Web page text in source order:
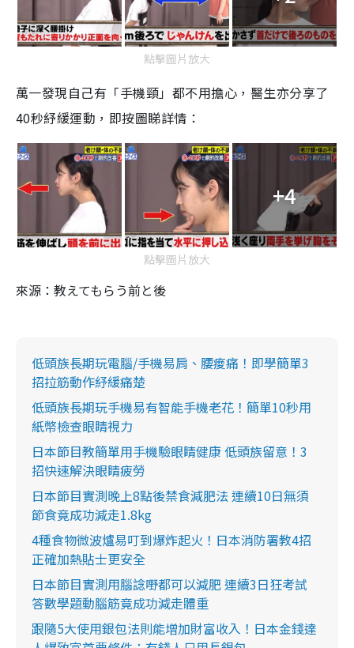
點擊圖片放大
萬一發現自己有 「手機頸」 都不用擔心， 醫生亦分享了
40秒紓緩運動 ，即按圖睇詳情：
+4
點擊圖片放大
來源：教えてもらう前と後
低頭族長期玩電腦/手機易肩、腰痠痛！即學簡單3
招拉筋動作紓緩痛楚
低頭族長期玩手機易有智能手機老花！簡單10秒用
紙幣檢查眼睛視力
日本節目教簡單用手機驗眼睛健康 低頭族留意！3
招快速解決眼睛疲勞
日本節目實測晚上8點後禁食減肥法 連續10日無須
節食竟成功減走1.8kg
4種食物微波爐易叮到爆炸起火！日本消防署教4招
正確加熱貼士更安全
日本節目實測用腦諗嘢都可以減肥 連續3日狂考試
答數學題動腦筋竟成功減走體重
跟隨5大使用銀包法則能增加財富收入！日本金錢達